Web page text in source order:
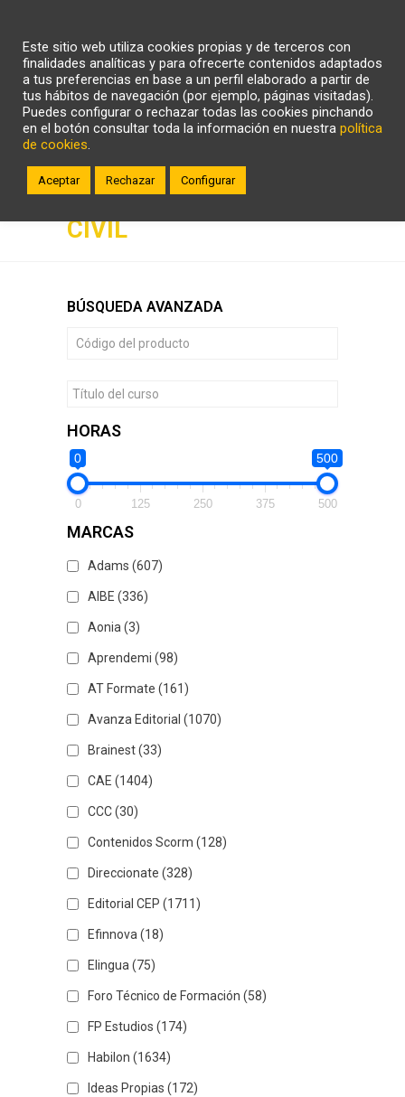
ZONA CLIENTE
CIVIL
BÚSQUEDA AVANZADA
HORAS
0 500
0 125 250 375 500
MARCAS
Adams (607)
AIBE (336)
Aonia (3)
Aprendemi (98)
AT Formate (161)
Avanza Editorial (1070)
Brainest(33)
CAE (1404)
CCC(30)
Contenidos Scorm (128)
Direccionate (328)
Editorial CEP (1711)
Efinnova (18)
Elingua (75)
Foro Técnico de Formación (58)
FP Estudios (174)
Habilon (1634)
Ideas Propias (172)
Este sitio web utiliza cookies propias y de terceros con
finalidades analíticas y para ofrecerte contenidos adaptados
a tus preferencias en base a un perfil elaborado a partir de
tus hábitos de navegación (por ejemplo, páginas visitadas).
Puedes configurar o rechazar todas las cookies pinchando
en el botón consultar toda la información en nuestra política
de cookies.
Aceptar Rechazar Configurar